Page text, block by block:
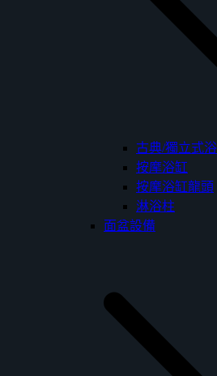
古典/獨立式
按摩浴缸
按摩浴缸龍頭
淋浴柱
面盆設備